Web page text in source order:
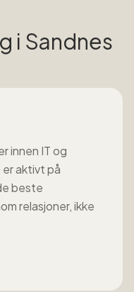
i Sandnes
innen IT og
er aktivt på
beste
relasjoner, ikke